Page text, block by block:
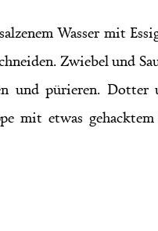
Wasser mit
Zwiebel und
und pürieren. Dotter
mit etwas